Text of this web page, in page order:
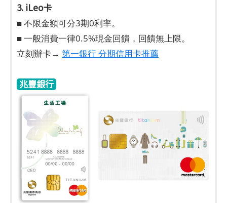
3. iLeo卡
■ 不限金額可分3期0利率。
■ 一般消費一律0.5%現金回饋，回饋無上限。
立刻辦卡→ 第一銀行 分期信用卡推薦
兆豐銀行